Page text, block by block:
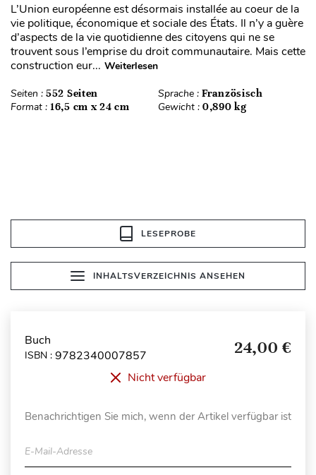
L’Union européenne est désormais installée au coeur de la
vie politique, économique et sociale des États. Il n’y a guère
d’aspects de la vie quotidienne des citoyens qui ne se
trouvent sous l’emprise du droit communautaire. Mais cette
construction eur... Weiterlesen
Seiten : 552 Seiten Sprache : Französisch
Format : 16,5 cm x 24 cm Gewicht : 0,890 kg
LESEPROBE
INHALTSVERZEICHNIS ANSEHEN
Buch
ISBN : 9782340007857 24,00 €
Nicht verfügbar
Benachrichtigen Sie mich, wenn der Artikel verfügbar ist
E-Mail-Adresse